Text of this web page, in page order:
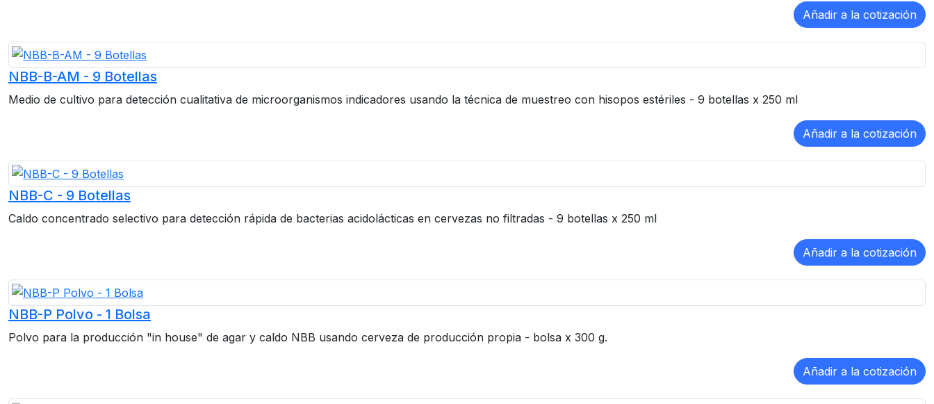
NBB-B-AM - 9 Botellas
Medio de cultivo para detección cualitativa de microorganismos indicadores usando la técnica de muestreo con hisopos estériles - 9 botellas x 250 ml
NBB-C - 9 Botellas
Caldo concentrado selectivo para detección rápida de bacterias acidolácticas en cervezas no filtradas - 9 botellas x 250 ml
NBB-P Polvo - 1 Bolsa
Polvo para la producción "in house" de agar y caldo NBB usando cerveza de producción propia - bolsa x 300 g.